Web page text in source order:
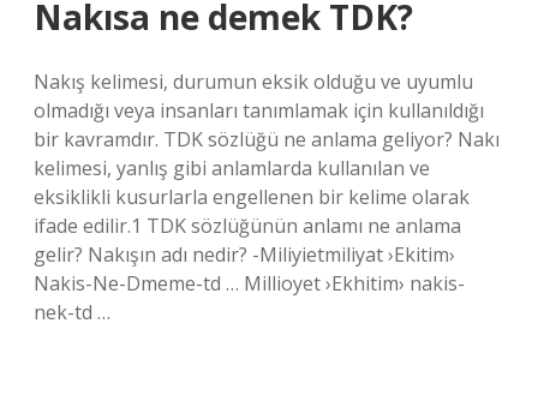
Nakısa ne demek TDK?
Nakış kelimesi, durumun eksik olduğu ve uyumlu
olmadığı veya insanları tanımlamak için kullanıldığı
bir kavramdır. TDK sözlüğü ne anlama geliyor? Nakı
kelimesi, yanlış gibi anlamlarda kullanılan ve
eksiklikli kusurlarla engellenen bir kelime olarak
ifade edilir.1 TDK sözlüğünün anlamı ne anlama
gelir? Nakışın adı nedir? -Miliyietmiliyat ›Ekitim›
Nakis-Ne-Dmeme-td … Millioyet ›Ekhitim› nakis-
nek-td …